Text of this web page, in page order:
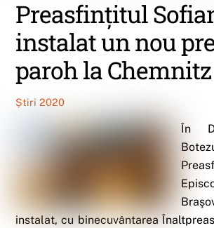
Preasfințitul
instalat un nou
paroh la Chemnitz
Știri 2020
În
instalat, cu binecuvântarea